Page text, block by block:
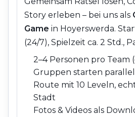
Story erleben – bei uns als
Game in Hoyerswerda.
(24/7), Spielzeit ca. 2 Std.,
2–4 Personen pro Team
Gruppen starten
Route mit 10 Leveln,
Stadt
Fotos & Videos als